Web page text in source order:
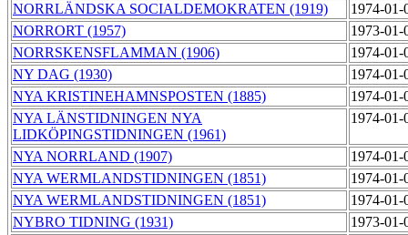
NORRLÄNDSKA SOCIALDEMOKRATEN (1919)
1974-
NORRORT (1957)
1973-
NORRSKENSFLAMMAN (1906)
1974-
NY DAG (1930)
1974-
NYA KRISTINEHAMNSPOSTEN (1885)
1974-
NYA LÄNSTIDNINGEN NYA
LIDKÖPINGSTIDNINGEN (1961)
1974-
NYA NORRLAND (1907)
1974-
NYA WERMLANDSTIDNINGEN (1851)
1974-
NYA WERMLANDSTIDNINGEN (1851)
1974-
NYBRO TIDNING (1931)
1973-